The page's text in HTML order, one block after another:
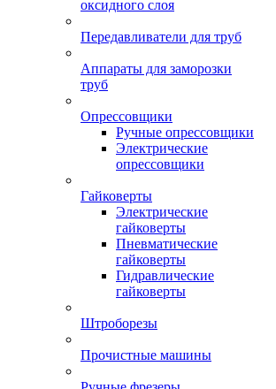
оксидного слоя
Передавливатели для труб
Аппараты для заморозки
труб
Опрессовщики
Ручные опрессовщики
Электрические
опрессовщики
Гайковерты
Электрические
гайковерты
Пневматические
гайковерты
Гидравлические
гайковерты
Штроборезы
Прочистные машины